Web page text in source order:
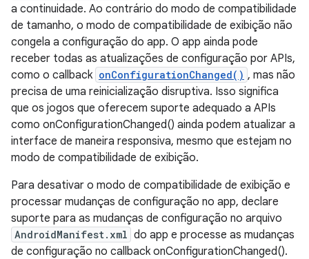
a continuidade. Ao contrário do modo de compatibilidade
de tamanho, o modo de compatibilidade de exibição não
congela a configuração do app. O app ainda pode
receber todas as atualizações de configuração por APIs,
como o callback onConfigurationChanged() , mas não
precisa de uma reinicialização disruptiva. Isso significa
que os jogos que oferecem suporte adequado a APIs
como onConfigurationChanged() ainda podem atualizar a
interface de maneira responsiva, mesmo que estejam no
modo de compatibilidade de exibição.
Para desativar o modo de compatibilidade de exibição e
processar mudanças de configuração no app, declare
suporte para as mudanças de configuração no arquivo
AndroidManifest.xml do app e processe as mudanças
de configuração no callback onConfigurationChanged().